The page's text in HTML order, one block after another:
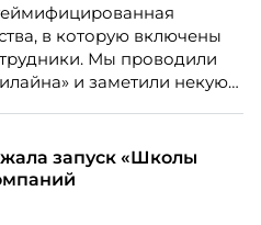
в которую включены
Мы проводили
и заметили некую
признания.
запуск «Школы